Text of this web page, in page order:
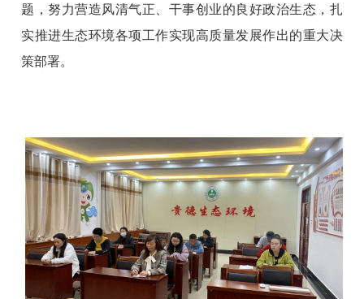
题，努力营造风清气正、干事创业的良好政治生态，扎
实推进生态环境各项工作实现高质量发展作出的重大决
策部署。